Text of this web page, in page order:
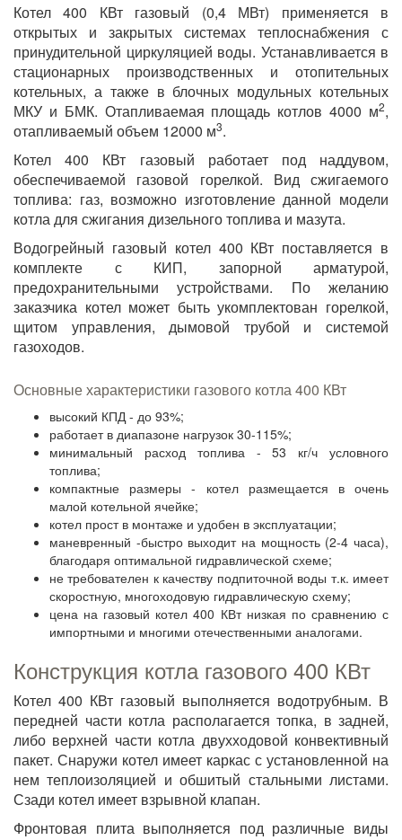
Котел 400 КВт газовый (0,4 МВт) применяется в
открытых и закрытых системах теплоснабжения с
принудительной циркуляцией воды. Устанавливается в
стационарных производственных и отопительных
котельных, а также в блочных модульных котельных
МКУ и БМК. Отапливаемая площадь котлов 4000 м2,
отапливаемый объем 12000 м3.
Котел 400 КВт газовый работает под наддувом,
обеспечиваемой газовой горелкой. Вид сжигаемого
топлива: газ, возможно изготовление данной модели
котла для сжигания дизельного топлива и мазута.
Водогрейный газовый котел 400 КВт поставляется в
комплекте с КИП, запорной арматурой,
предохранительными устройствами. По желанию
заказчика котел может быть укомплектован горелкой,
щитом управления, дымовой трубой и системой
газоходов.
Основные характеристики газового котла 400 КВт
высокий КПД - до 93%;
работает в диапазоне нагрузок 30-115%;
минимальный расход топлива - 53 кг/ч условного
топлива;
компактные размеры - котел размещается в очень
малой котельной ячейке;
котел прост в монтаже и удобен в эксплуатации;
маневренный -быстро выходит на мощность (2-4 часа),
благодаря оптимальной гидравлической схеме;
не требователен к качеству подпиточной воды т.к. имеет
скоростную, многоходовую гидравлическую схему;
цена на газовый котел 400 КВт низкая по сравнению с
импортными и многими отечественными аналогами.
Конструкция котла газового 400 КВт
Котел 400 КВт газовый выполняется водотрубным. В
передней части котла располагается топка, в задней,
либо верхней части котла двухходовой конвективный
пакет. Снаружи котел имеет каркас с установленной на
нем теплоизоляцией и обшитый стальными листами.
Сзади котел имеет взрывной клапан.
Фронтовая плита выполняется под различные виды